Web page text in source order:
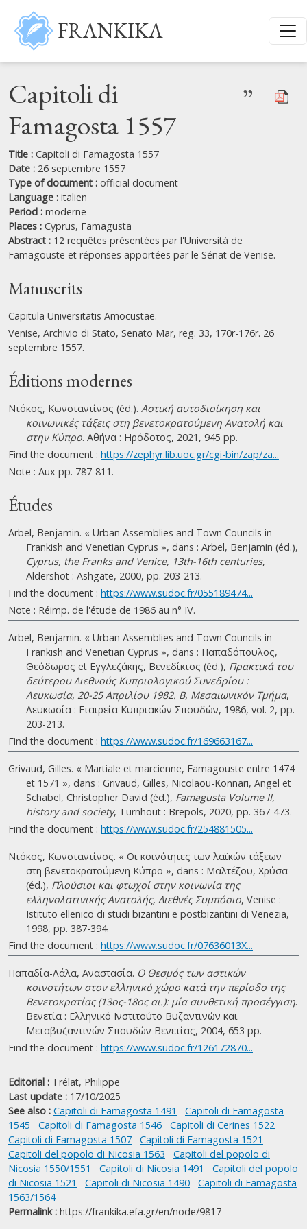
Skip to main content
FRANKIKA
Capitoli di
Famagosta 1557
”
Title : Capitoli di Famagosta 1557
Date : 26 septembre 1557
Type of document : official document
Language : italien
Period : moderne
Places : Cyprus, Famagusta
Abstract : 12 requêtes présentées par l'Università de
Famagouste et réponses apportées par le Sénat de Venise.
Manuscrits
Capitula Universitatis Amocustae.
Venise, Archivio di Stato, Senato Mar, reg. 33, 170r-176r. 26
septembre 1557.
Éditions modernes
Ντόκος, Κωνσταντίνος (éd.). Αστική αυτοδιοίκηση και
κοινωνικές τάξεις στη βενετοκρατούμενη Ανατολή και
στην Κύπρο. Αθήνα : Ηρόδοτος, 2021, 945 pp.
Find the document : https://zephyr.lib.uoc.gr/cgi-bin/zap/za...
Note : Aux pp. 787-811.
Études
Arbel, Benjamin. « Urban Assemblies and Town Councils in
Frankish and Venetian Cyprus », dans : Arbel, Benjamin (éd.),
Cyprus, the Franks and Venice, 13th-16th centuries,
Aldershot : Ashgate, 2000, pp. 203-213.
Find the document : https://www.sudoc.fr/055189474...
Note : Réimp. de l'étude de 1986 au n° IV.
Arbel, Benjamin. « Urban Assemblies and Town Councils in
Frankish and Venetian Cyprus », dans : Παπαδόπουλος,
Θεόδωρος et Εγγλεζάκης, Βενεδίκτος (éd.), Πρακτικά του
δεύτερου Διεθνούς Κυπριολογικού Συνεδρίου :
Λευκωσία, 20-25 Απριλίου 1982. B, Μεσαιωνικόν Τμήμα,
Λευκωσία : Εταιρεία Κυπριακών Σπουδών, 1986, vol. 2, pp.
203-213.
Find the document : https://www.sudoc.fr/169663167...
Grivaud, Gilles. « Martiale et marcienne, Famagouste entre 1474
et 1571 », dans : Grivaud, Gilles, Nicolaou-Konnari, Angel et
Schabel, Christopher David (éd.), Famagusta Volume II,
history and society, Turnhout : Brepols, 2020, pp. 367-473.
Find the document : https://www.sudoc.fr/254881505...
Ντόκος, Κωνσταντίνος. « Οι κοινότητες των λαϊκών τάξεων
στη βενετοκρατούμενη Κύπρο », dans : Μαλτέζου, Χρύσα
(éd.), Πλούσιοι και φτωχοί στην κοινωνία της
ελληνολατινικής Ανατολής, Διεθνές Συμπόσιο, Venise :
Istituto ellenico di studi bizantini e postbizantini di Venezia,
1998, pp. 387-394.
Find the document : https://www.sudoc.fr/07636013X...
Παπαδία-Λάλα, Αναστασία. Ο Θεσμός των αστικών
κοινοτήτων στον ελληνικό χώρο κατά την περίοδο της
Βενετοκρατίας (13ος-18ος αι.): μία συνθετική προσέγγιση.
Βενετία : Ελληνικό Ινστιτούτο Βυζαντινών και
Μεταβυζαντινών Σπουδών Βενετίας, 2004, 653 pp.
Find the document : https://www.sudoc.fr/126172870...
Editorial : Trélat, Philippe
Last update : 17/10/2025
See also : Capitoli di Famagosta 1491
Capitoli di Famagosta
1545
Capitoli di Famagosta 1546
Capitoli di Cerines 1522
Capitoli di Famagosta 1507
Capitoli di Famagosta 1521
Capitoli del popolo di Nicosia 1563
Capitoli del popolo di
Nicosia 1550/1551
Capitoli di Nicosia 1491
Capitoli del popolo
di Nicosia 1521
Capitoli di Nicosia 1490
Capitoli di Famagosta
1563/1564
Permalink : https://frankika.efa.gr/en/node/9817